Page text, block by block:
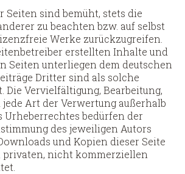
Seiten sind bemüht, stets die
zu beachten bzw. auf selbst
Werke zurückzugreifen.
erstellten Inhalte und
Seiten unterliegen dem deutschen
Dritter sind als solche
Die Vervielfältigung, Bearbeitung,
Art der Verwertung außerhalb
Urheberrechtes bedürfen der
des jeweiligen Autors
und Kopien dieser Seite
privaten, nicht kommerziellen